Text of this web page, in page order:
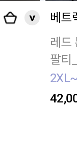
베트
레드
팔티